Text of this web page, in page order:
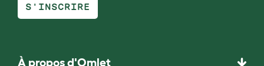
S'INSCRIRE
À propos d'Omlet